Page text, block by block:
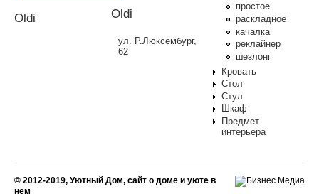
Oldi Oldi
ул. Р.Люксембург,
62
простое
раскладное
качалка
реклайнер
шезлонг
Кровать
Стол
Стул
Шкаф
Предмет
интерьера
© 2012-2019, Уютный Дом, сайт о доме и уюте в
нем